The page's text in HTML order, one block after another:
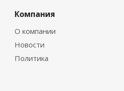
Компания
О компании
Новости
Политика